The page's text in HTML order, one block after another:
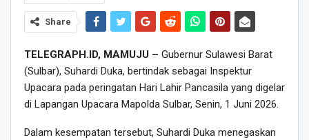
Share
TELEGRAPH.ID, MAMUJU – Gubernur Sulawesi Barat
(Sulbar), Suhardi Duka, bertindak sebagai Inspektur
Upacara pada peringatan Hari Lahir Pancasila yang digelar
di Lapangan Upacara Mapolda Sulbar, Senin, 1 Juni 2026.
Dalam kesempatan tersebut, Suhardi Duka menegaskan